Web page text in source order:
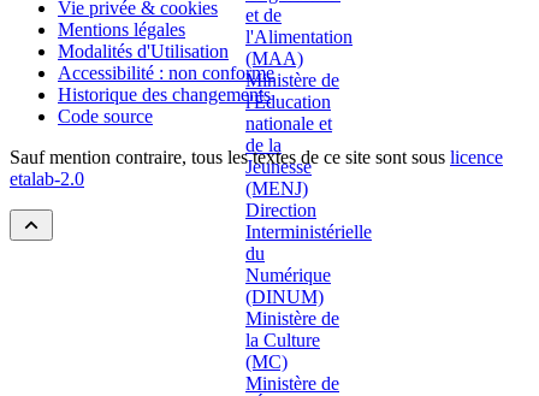
Vie privée & cookies
Mentions légales
Modalités d'Utilisation
Accessibilité : non conforme
Historique des changements
Code source
Sauf mention contraire, tous les textes de ce site sont sous licence
etalab-2.0